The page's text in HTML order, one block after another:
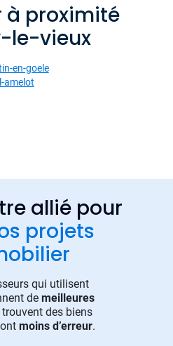
à proximité
le-vieux
en-goele
amelot
allié pour
projets
qui utilisent
de meilleures
trouvent des biens
moins d’erreur.